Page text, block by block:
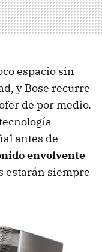
espacio sin
y Bose recurre
de por medio.
antes de
envolvente
estarán siempre